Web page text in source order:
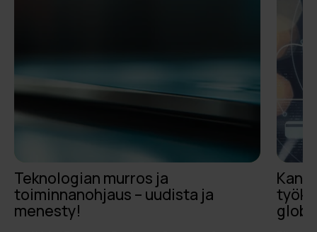
Teknologian murros ja
toiminnanohjaus – uudista ja
menesty!